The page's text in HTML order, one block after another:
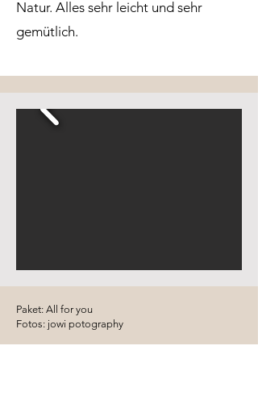
Natur. Alles sehr leicht und sehr
gemütlich.
Paket: All for you
Fotos: jowi potography